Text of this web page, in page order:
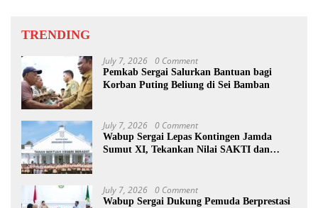
TRENDING
July 7, 2026 0 Comment
Pemkab Sergai Salurkan Bantuan bagi
Korban Puting Beliung di Sei Bamban
July 7, 2026 0 Comment
Wabup Sergai Lepas Kontingen Jamda
Sumut XI, Tekankan Nilai SAKTI dan
July 7, 2026 0 Comment
Wabup Sergai Dukung Pemuda Berprestasi